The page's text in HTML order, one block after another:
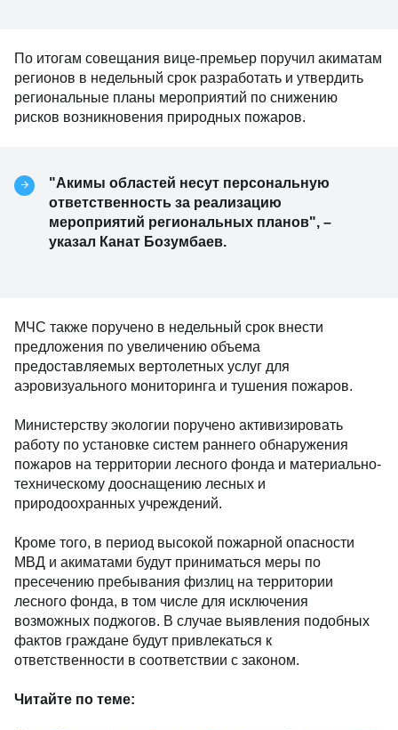
По итогам совещания вице-премьер поручил акиматам
регионов в недельный срок разработать и утвердить
региональные планы мероприятий по снижению
рисков возникновения природных пожаров.
"Акимы областей несут персональную
ответственность за реализацию
мероприятий региональных планов", –
указал Канат Бозумбаев.
МЧС также поручено в недельный срок внести
предложения по увеличению объема
предоставляемых вертолетных услуг для
аэровизуального мониторинга и тушения пожаров.
Министерству экологии поручено активизировать
работу по установке систем раннего обнаружения
пожаров на территории лесного фонда и материально-
техническому дооснащению лесных и
природоохранных учреждений.
Кроме того, в период высокой пожарной опасности
МВД и акиматами будут приниматься меры по
пресечению пребывания физлиц на территории
лесного фонда, в том числе для исключения
возможных поджогов. В случае выявления подобных
фактов граждане будут привлекаться к
ответственности в соответствии с законом.
Читайте по теме: